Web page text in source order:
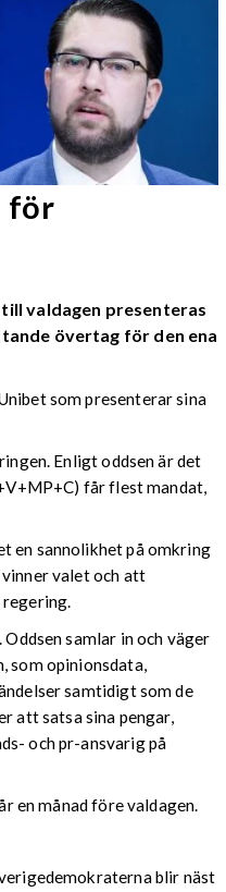
för
valdagen presenteras
övertag för den ena
som presenterar sina
Enligt oddsen är det
får flest mandat,
en sannolikhet på omkring
valet och att
regering.
samlar in och väger
som opinionsdata,
samtidigt som de
att satsa sina pengar,
och pr-ansvarig på
en månad före valdagen.
blir näst